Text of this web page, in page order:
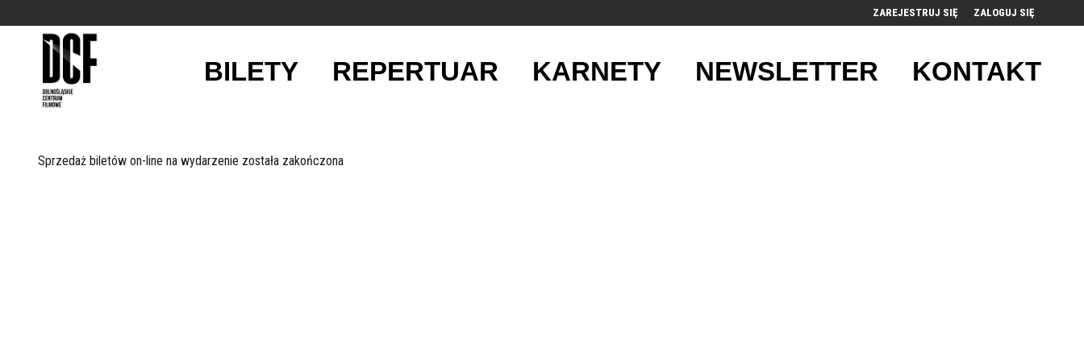
ZAREJESTRUJ SIĘ ZALOGUJ SIĘ
0,00
BILETY REPERTUAR KARNETY NEWSLETTER KONTAKT
Sprzedaż biletów on-line na wydarzenie została zakończona